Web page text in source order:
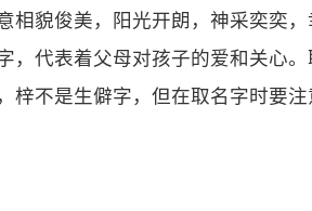
相貌俊美，阳光开朗，神采奕奕，
，代表着父母对孩子的爱和关心。
梓不是生僻字，但在取名字时要